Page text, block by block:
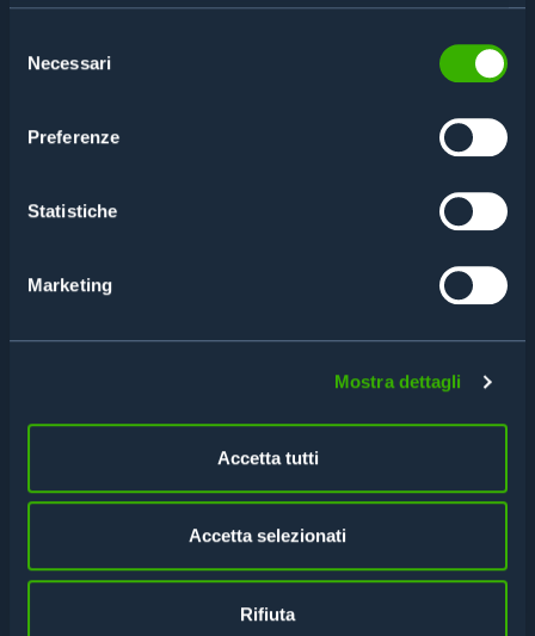
delNecessari
Preferenze
Statistiche
Marketing
Mostra dettagli
Accetta tutti
Accetta selezionati
Rifiuta
Leggi
CONTATTACI PER UNA
Compila il form per avere maggiori informazioni
o richiedere una consulenza